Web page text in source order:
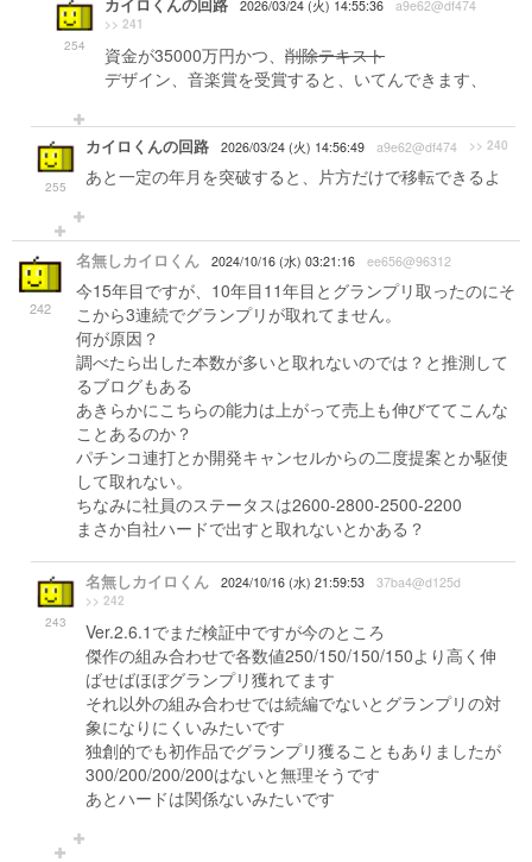
254
カイロくんの回路 2026/03/24 (火) 14:55:36 a9e62@df474
>> 241
資金が35000万円かつ、 削除テキスト
デザイン、音楽賞を受賞すると、いてんできます、
255
カイロくんの回路 2026/03/24 (火) 14:56:49 a9e62@df474 >> 240
あと一定の年月を突破すると、片方だけで移転できるよ
242
名無しカイロくん 2024/10/16 (水) 03:21:16 ee656@96312
今15年目ですが、10年目11年目とグランプリ取ったのにそ
こから3連続でグランプリが取れてません。
何が原因？
調べたら出した本数が多いと取れないのでは？と推測して
るブログもある
あきらかにこちらの能力は上がって売上も伸びててこんな
ことあるのか？
パチンコ連打とか開発キャンセルからの二度提案とか駆使
して取れない。
ちなみに社員のステータスは2600-2800-2500-2200
まさか自社ハードで出すと取れないとかある？
243
名無しカイロくん 2024/10/16 (水) 21:59:53 37ba4@d125d
>> 242
Ver.2.6.1でまだ検証中ですが今のところ
傑作の組み合わせで各数値250/150/150/150より高く伸
ばせばほぼグランプリ獲れてます
それ以外の組み合わせでは続編でないとグランプリの対
象になりにくいみたいです
独創的でも初作品でグランプリ獲ることもありましたが
300/200/200/200はないと無理そうです
あとハードは関係ないみたいです